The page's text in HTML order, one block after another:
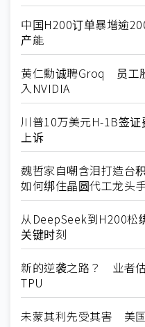
中国H200订单暴增逾
产能
黄仁勳诚聘Groq 员工
入NVIDIA
川普10万美元H-1B签
上诉
魏哲家自嘲含泪打造台
如何绑住晶圆代工龙头
从DeepSeek到H200
关键时刻
新的逆袭之路？ 业者
TPU
未蒙其利先受其害 美